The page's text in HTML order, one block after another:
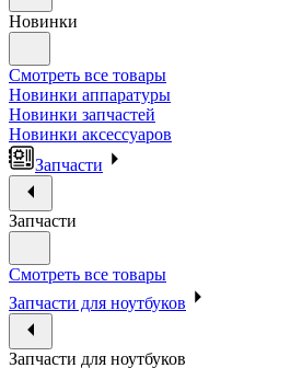
Новинки
Смотреть все товары
Новинки аппаратуры
Новинки запчастей
Новинки аксессуаров
Запчасти
Запчасти
Смотреть все товары
Запчасти для ноутбуков
Запчасти для ноутбуков